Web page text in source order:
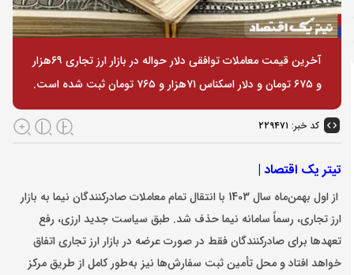
آخرین قیمت معاملات توافقی دلار حواله در بازار ارز تجاری ۶۹هزار
و ۶۷۵ تومان و دلار اسکناس ۷۱هزار و ۷۶۵ تومان ثبت شده است.
کد خبر: ۲۲۹۴۷۱
تیتر یک اقتصاد |
از اول بهمن‌ماه سال 1403 با انتقال تمام معاملات صادرکنندگان نیما به بازار
ارز تجاری، رسماً سامانه نیما حذف شد. طبق سیاست جدید ارزی، رفع
تعهدها برای صادرکنندگان فقط در صورت عرضه در بازار ارز تجاری اتفاق
خواهد افتاد و محل تأمین ثبت سفارش‌ها نیز به‌طور کامل از طریق مرکز